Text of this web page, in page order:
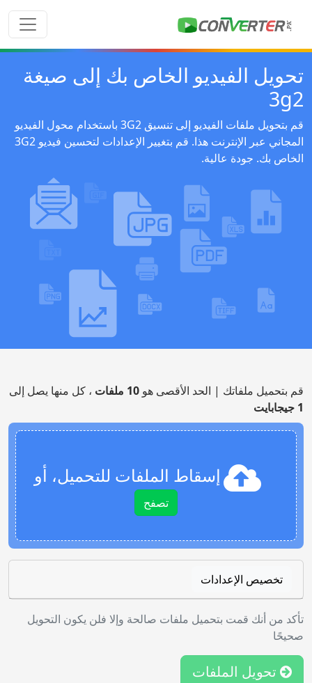
تحويل الفيديو الخاص بك إلى صيغة
3g2
قم بتحويل ملفات الفيديو إلى تنسيق 3G2 باستخدام محول الفيديو
المجاني عبر الإنترنت هذا. قم بتغيير الإعدادات لتحسين فيديو 3G2
الخاص بك. جودة عالية.
قم بتحميل ملفاتك | الحد الأقصى هو 10 ملفات
، كل منها يصل إلى
1 جيجابايت
إسقاط الملفات للتحميل، أو
تصفح
تخصيص الإعدادات
تأكد من أنك قمت بتحميل ملفات صالحة وإلا فلن يكون التحويل
صحيحًا
تحويل الملفات